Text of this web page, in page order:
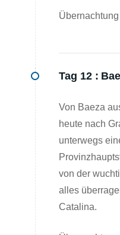
Tag 12 :
Von Baeza
heute nach
unterwegs
von der
alles
Catalina.